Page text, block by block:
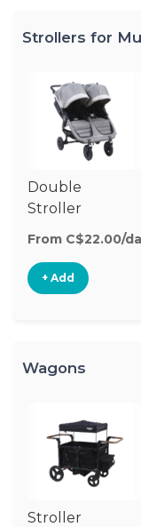
Strollers for
Double
Stroller
From C$22.00/
+ Add
Wagons
Stroller